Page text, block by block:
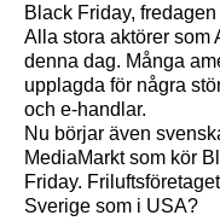
Black Friday,
Alla stora aktörer som
denna dag. Många
upplagda för några
och e-handlar.
Nu börjar även
MediaMarkt som kör
Friday.
Sverige som i USA?